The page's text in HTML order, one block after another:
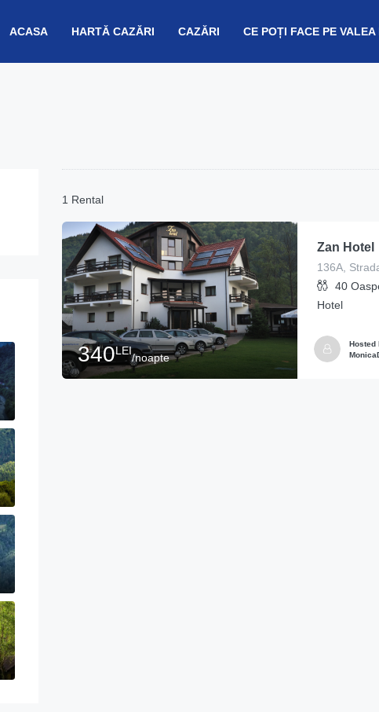
ACASA HARTĂ CAZĂRI CAZĂRI CE POȚI FACE PE
1 Rental
340LEI
/noapte
Zan Hotel
40
Hotel
Hosted